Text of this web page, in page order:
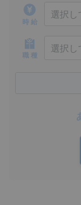
時 給
選択し
職 種
選択し